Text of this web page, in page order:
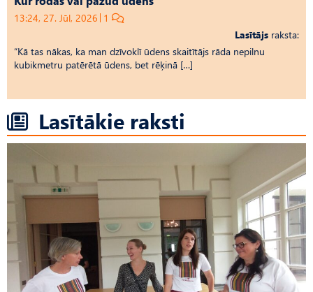
13:24, 27. Jūl, 2026 1
Lasītājs raksta:
“Kā tas nākas, ka man dzīvoklī ūdens skaitītājs rāda nepilnu
kubikmetru patērētā ūdens, bet rēķinā […]
Lasītākie raksti